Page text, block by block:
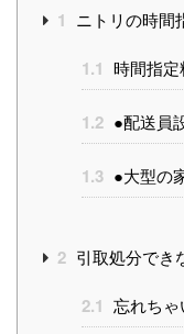
1 ニトリの時間
1.1 時間指定
1.2 ●配送員
1.3 ●大型の
2 引取処分でき
2.1 忘れち